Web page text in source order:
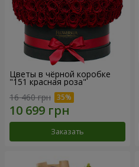
Цветы в чёрной коробке
"151 красная роза"
16 460 грн
Заказать